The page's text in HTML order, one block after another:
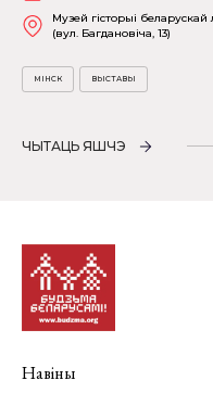
Музей гісторыі беларускай
(вул. Багдановіча, 13)
МІНСК ВЫСТАВЫ
ЧЫТАЦЬ ЯШЧЭ
Навіны